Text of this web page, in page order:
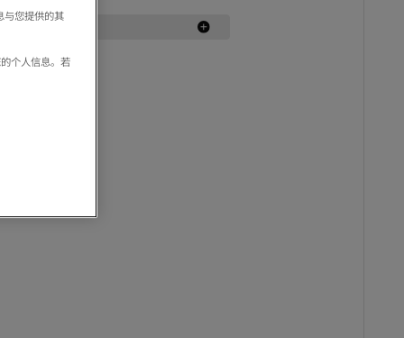
与您提供的其
个人信息。若